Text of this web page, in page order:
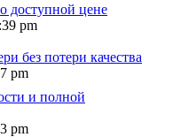
доступной цене
pm
без потери качества
pm
и полной
pm